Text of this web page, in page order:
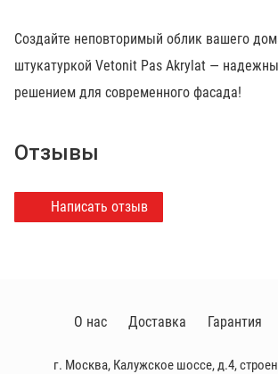
Создайте неповторимый облик вашего
штукатуркой Vetonit Pas Akrylat —
решением для современного фасада!
Отзывы
Написать отзыв
г. Москва, Калужское шоссе, д.4,
О нас Доставка Гарантия